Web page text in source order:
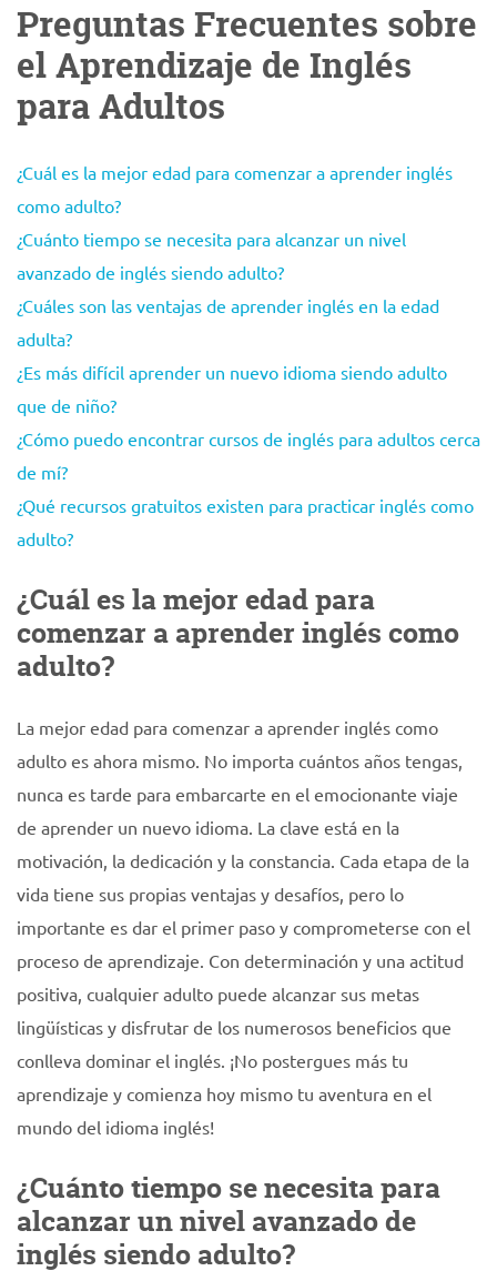
Preguntas Frecuentes sobre
el Aprendizaje de Inglés
para Adultos
¿Cuál es la mejor edad para comenzar a aprender inglés
como adulto?
¿Cuánto tiempo se necesita para alcanzar un nivel
avanzado de inglés siendo adulto?
¿Cuáles son las ventajas de aprender inglés en la edad
adulta?
¿Es más difícil aprender un nuevo idioma siendo adulto
que de niño?
¿Cómo puedo encontrar cursos de inglés para adultos cerca
de mí?
¿Qué recursos gratuitos existen para practicar inglés como
adulto?
¿Cuál es la mejor edad para
comenzar a aprender inglés como
adulto?
La mejor edad para comenzar a aprender inglés como
adulto es ahora mismo. No importa cuántos años tengas,
nunca es tarde para embarcarte en el emocionante viaje
de aprender un nuevo idioma. La clave está en la
motivación, la dedicación y la constancia. Cada etapa de la
vida tiene sus propias ventajas y desafíos, pero lo
importante es dar el primer paso y comprometerse con el
proceso de aprendizaje. Con determinación y una actitud
positiva, cualquier adulto puede alcanzar sus metas
lingüísticas y disfrutar de los numerosos beneficios que
conlleva dominar el inglés. ¡No postergues más tu
aprendizaje y comienza hoy mismo tu aventura en el
mundo del idioma inglés!
¿Cuánto tiempo se necesita para
alcanzar un nivel avanzado de
inglés siendo adulto?